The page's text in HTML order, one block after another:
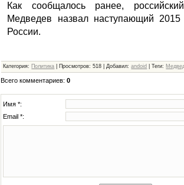
Как сообщалось ранее,
Медведев назвал наступающий
России.
Категория: Политика Просмотров: 518 |Добавил:andoid |Теги:
Всего комментариев:0
Имя *:
Email *: